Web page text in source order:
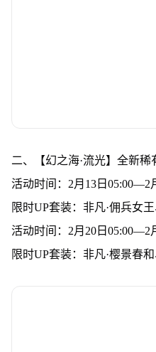
二、【幻之海·流光】全新稀
活动时间：2月13日05:00—2
限时UP套装：非凡·佣兵女
活动时间：2月20日05:00—2
限时UP套装：非凡·樱景春